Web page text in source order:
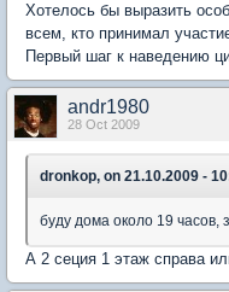
Хотелось бы выразить
всем, кто принимал
Первый шаг к наведению
andr1980
28 Oct 2009
dronkop, on 21.10.2009 -
буду дома около 19 часов,
А 2 сеция 1 этаж справа